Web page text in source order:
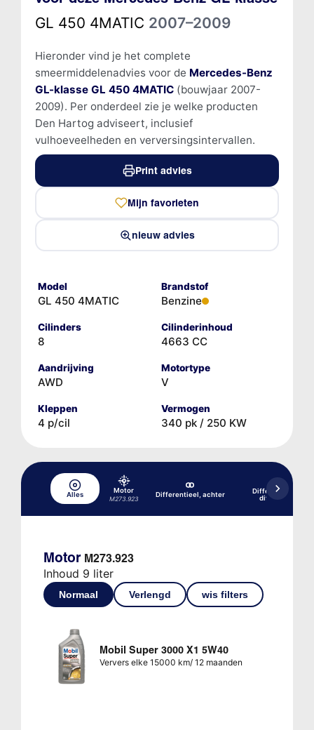
GL 450 4MATIC 2007–2009
Hieronder vind je het complete
smeermiddelenadvies voor de Mercedes-Benz
GL-klasse GL 450 4MATIC(bouwjaar 2007-
2009). Per onderdeel zie je welke producten
Den Hartog adviseert, inclusief
vulhoeveelheden en verversingsintervallen.
Print advies
Mijn favorieten
nieuw advies
Model
GL 450 4MATIC
Brandstof
Benzine
Cilinders
8
Cilinderinhoud
4663 CC
Aandrijving
AWD
Motortype
V
Kleppen
4 p/cil
Vermogen
340 pk / 250 KW
Alles
Motor
M273.923
Differentieel, achter
Differentieel,
Motor M273.923
Inhoud 9 liter
Normaal Verlengd wis filters
Mobil Super 3000 X1 5W40
Ververs elke 15000 km/ 12 maanden